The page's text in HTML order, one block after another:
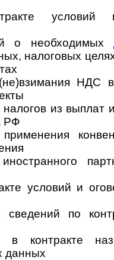
условий
о необходимых
налоговых
НДС
из выплат
РФ
применения
условий и
сведений по
в контракте
данных